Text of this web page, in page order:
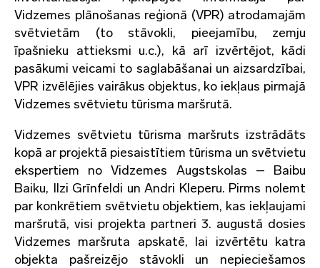
Vidzemes plānošanas reģionā (VPR) atrodamajām
svētvietām (to stāvokli, pieejamību, zemju
īpašnieku attieksmi u.c.), kā arī izvērtējot, kādi
pasākumi veicami to saglabāšanai un aizsardzībai,
VPR izvēlējies vairākus objektus, ko iekļaus pirmajā
Vidzemes svētvietu tūrisma maršrutā.
Vidzemes svētvietu tūrisma maršruts izstrādāts
kopā ar projektā piesaistītiem tūrisma un svētvietu
ekspertiem no Vidzemes Augstskolas – Baibu
Baiku, Ilzi Grīnfeldi un Andri Kleperu. Pirms nolemt
par konkrētiem svētvietu objektiem, kas iekļaujami
maršrutā, visi projekta partneri 3. augustā dosies
Vidzemes maršruta apskatē, lai izvērtētu katra
objekta pašreizējo stāvokli un nepieciešamos